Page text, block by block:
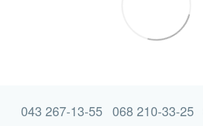
043 267-13-55 068 210-33-25